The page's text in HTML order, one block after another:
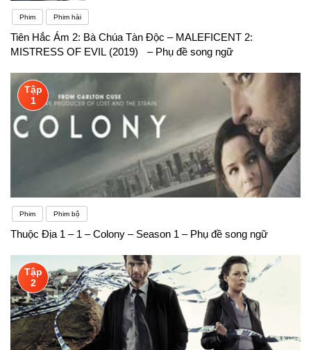
Phim Phim hài
Tiên Hắc Ám 2: Bà Chúa Tàn Độc – MALEFICENT 2:
MISTRESS OF EVIL (2019) – Phụ đề song ngữ
Tập
1
Phim Phim bộ
Thuộc Địa 1 – 1 – Colony – Season 1 – Phụ đề song ngữ
Tập
2